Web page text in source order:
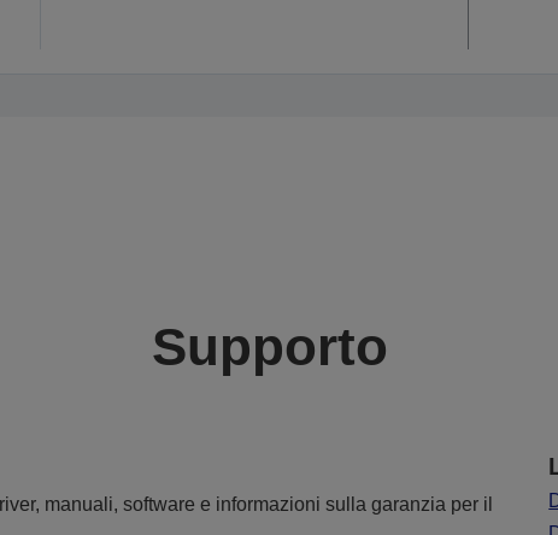
Supporto
manuali, software e informazioni sulla garanzia per il